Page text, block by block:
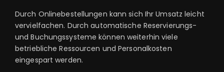
Durch Onlinebestellungen kann sich Ihr Umsatz leicht
vervielfachen. Durch automatische Reservierungs-
und Buchungssysteme können weiterhin viele
betriebliche Ressourcen und Personalkosten
eingespart werden.